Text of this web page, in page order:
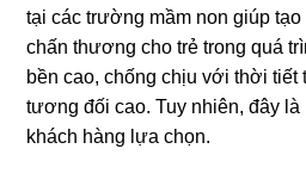
tại các trường mầm non giúp
chấn thương cho trẻ trong quá
bền cao, chống chịu với thời tiết
tương đối cao. Tuy nhiên, đây
khách hàng lựa chọn.